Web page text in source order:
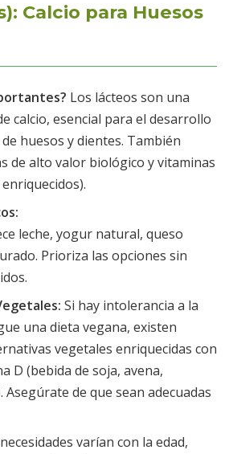
Calcio para Huesos
Los lácteos son una
calcio, esencial para el desarrollo
huesos y dientes. También
de alto valor biológico y vitaminas
leche, yogur natural, queso
Prioriza las opciones sin
Si hay intolerancia a la
una dieta vegana, existen
vegetales enriquecidas con
D (bebida de soja, avena,
Asegúrate de que sean adecuadas
varían con la edad,